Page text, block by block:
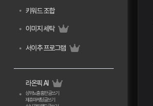
키워드 조합
이미지 세탁
서이추 프로그램
라온픽 AI
상위노출 홈판 글쓰기
제휴마케팅 글쓰기